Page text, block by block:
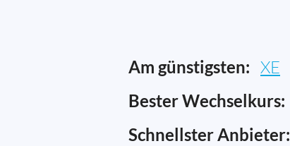
Am günstigsten: XE
Bester Wechselkurs:
Schnellster Anbieter: